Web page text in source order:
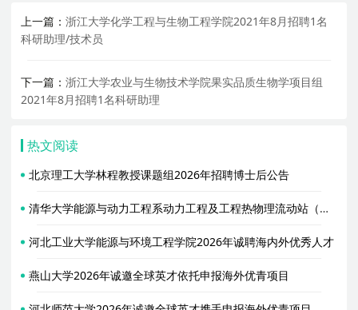
上一篇：浙江大学化学工程与生物工程学院2021年8月招聘1名
科研助理/技术员
下一篇：浙江大学农业与生物技术学院果实品质生物学项目组
2021年8月招聘1名科研助理
热文阅读
北京理工大学林程教授课题组2026年招聘博士后公告
清华大学能源与动力工程系动力工程及工程热物理流动站（合作导师胥蕊娜）2026年招聘2名博士后
河北工业大学能源与环境工程学院2026年诚聘海内外优秀人才
燕山大学2026年诚邀全球英才依托申报海外优青项目